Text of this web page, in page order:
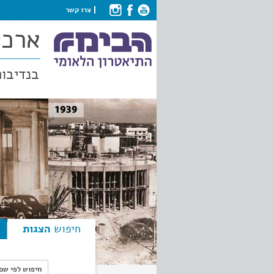
צרו קשר
חיפוש הצגות
חיפוש לפי